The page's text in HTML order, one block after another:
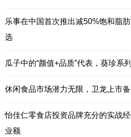
乐事在中国首次推出减50%饱和脂
选
瓜子中的“颜值+品质”代表，葵珍系
休闲食品市场潜力无限，卫龙上市
怡佳仁零食店投资品牌充分的实战
业额